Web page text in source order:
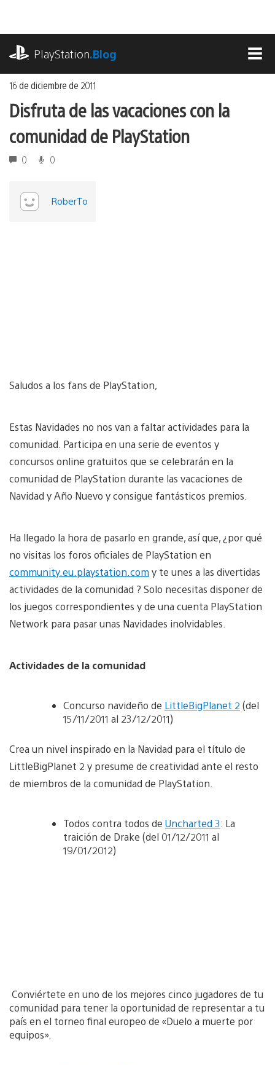
contenido
PlayStation.Blog
16 de diciembre de 2011
Disfruta de las vacaciones con la
comunidad de PlayStation
0 0
RoberTo
Saludos a los fans de PlayStation,
Estas Navidades no nos van a faltar actividades para la
comunidad. Participa en una serie de eventos y
concursos online gratuitos que se celebrarán en la
comunidad de PlayStation durante las vacaciones de
Navidad y Año Nuevo y consigue fantásticos premios.
Ha llegado la hora de pasarlo en grande, así que, ¿por qué
no visitas los foros oficiales de PlayStation en
community.eu.playstation.com y te unes a las divertidas
actividades de la comunidad ? Solo necesitas disponer de
los juegos correspondientes y de una cuenta PlayStation
Network para pasar unas Navidades inolvidables.
Actividades de la comunidad
Concurso navideño de LittleBigPlanet 2 (del
15/11/2011 al 23/12/2011)
Crea un nivel inspirado en la Navidad para el título de
LittleBigPlanet 2 y presume de creatividad ante el resto
de miembros de la comunidad de PlayStation.
Todos contra todos de Uncharted 3: La
traición de Drake (del 01/12/2011 al
19/01/2012)
Conviértete en uno de los mejores cinco jugadores de tu
comunidad para tener la oportunidad de representar a tu
país en el torneo final europeo de «Duelo a muerte por
equipos».